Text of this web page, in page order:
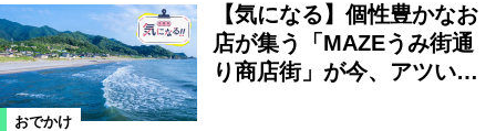
おでかけ
【気になる】個性豊かなお
店が集う「MAZEうみ街通
り商店街」が今、アツい…